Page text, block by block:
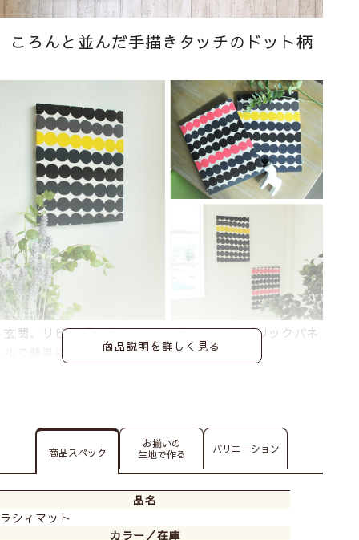
ころんと並んだ手描きタッチのドット柄
玄関、リビング、寝室、トイレなど、ファブリックパネ
ルで簡単に模様替えができちゃいます。
商品説明を詳しく見る
商品スペック
お揃いの
生地で作る
バリエーション
品名
ラシィマット
カラー／在庫